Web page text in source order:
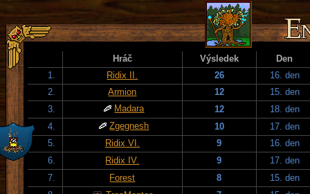
Hráč Výsledek
Den
1.
Ridix II. 26
16. den
2.
Armion 12
15. den
3.
Madara 12
18. den
4.
Zgegnesh 10
17. den
5.
Ridix VI. 9
16. den
6.
Ridix IV. 9
17. den
7.
Forest 8
15. den